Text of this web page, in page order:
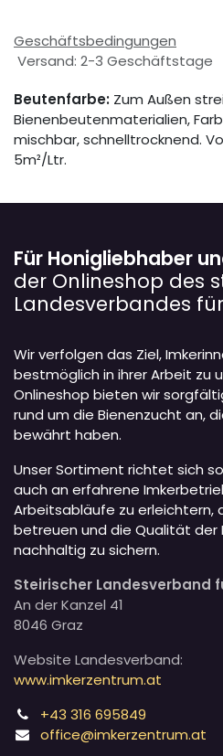
Geschäftsbedingungen
Versand: 2-3 Geschäftstage
Beutenfarbe: Zum Außen
Bienenbeutenmaterialien,
mischbar, schnelltrocknend.
5m²/Ltr.
Für Honigliebhaber
der Onlineshop des
Landesverbandes
Wir verfolgen das Ziel,
bestmöglich in ihrer Arbeit zu
Onlineshop bieten wir
rund um die Bienenzucht an,
bewährt haben.
Unser Sortiment richtet sich
auch an erfahrene
Arbeitsabläufe zu erleichtern,
betreuen und die Qualität der
nachhaltig zu sichern.
Steirischer Landesverband
An der Kanzel 41
8046 Graz
Website Landesverband:
www.imkerzentrum.at
+43 316 695849
office@imkerzentrum.at